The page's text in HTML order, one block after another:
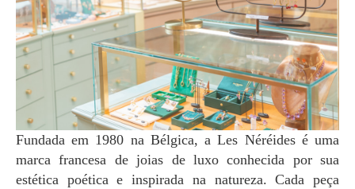
Fundada em 1980 na Bélgica, a Les Néréides é uma
marca francesa de joias de luxo conhecida por sua
estética poética e inspirada na natureza. Cada peça